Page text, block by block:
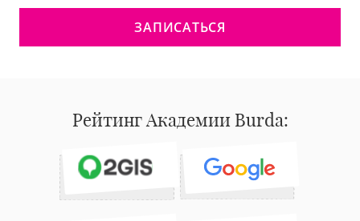
ЗАПИСАТЬСЯ
Рейтинг Академии Burda: